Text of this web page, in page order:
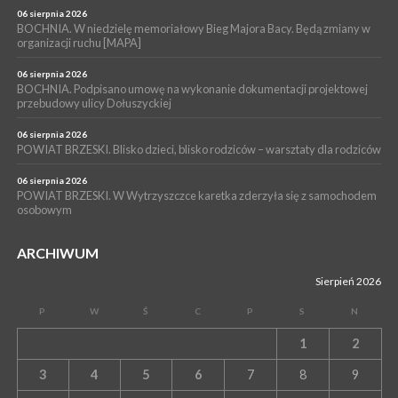
BOCHNIA. Rusza Gospelowe Lato. To będą cztery dni radosnej
muzyki [PROGRAM KONCERTÓW]
06 sierpnia 2026
BOCHNIA. W niedzielę memoriałowy Bieg Majora Bacy. Będą zmiany w
organizacji ruchu [MAPA]
06 sierpnia 2026
BOCHNIA. Podpisano umowę na wykonanie dokumentacji projektowej
przebudowy ulicy Dołuszyckiej
06 sierpnia 2026
POWIAT BRZESKI. Blisko dzieci, blisko rodziców – warsztaty dla rodziców
06 sierpnia 2026
POWIAT BRZESKI. W Wytrzyszczce karetka zderzyła się z samochodem
osobowym
ARCHIWUM
Sierpień 2026
P W Ś C P S N
1 2
3 4 5 6 7 8 9